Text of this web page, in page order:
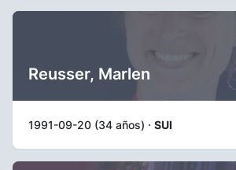
Reusser, Marlen
1991-09-20 (34 años) · SUI